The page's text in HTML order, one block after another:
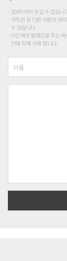
200자까지 쓰실 수 있습
저작권 등 다른 사람의 권
수 있습니다.
타인에게 불쾌감을 주는
단에 의해 삭제 합니다.